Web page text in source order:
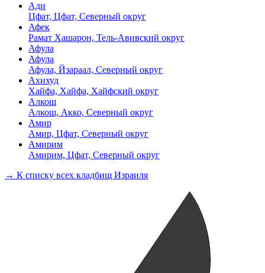
Ади
Цфат, Цфат, Северный округ
Афек
Рамат Хашарон, Тель-Авивский округ
Афула
Афула
Афула, Йзараал, Северный округ
Ахихуд
Хайфа, Хайфа, Хайфский округ
Алкош
Алкош, Акко, Северный округ
Амир
Амир, Цфат, Северный округ
Амирим
Амирим, Цфат, Северный округ
→ К списку всех кладбищ Израиля